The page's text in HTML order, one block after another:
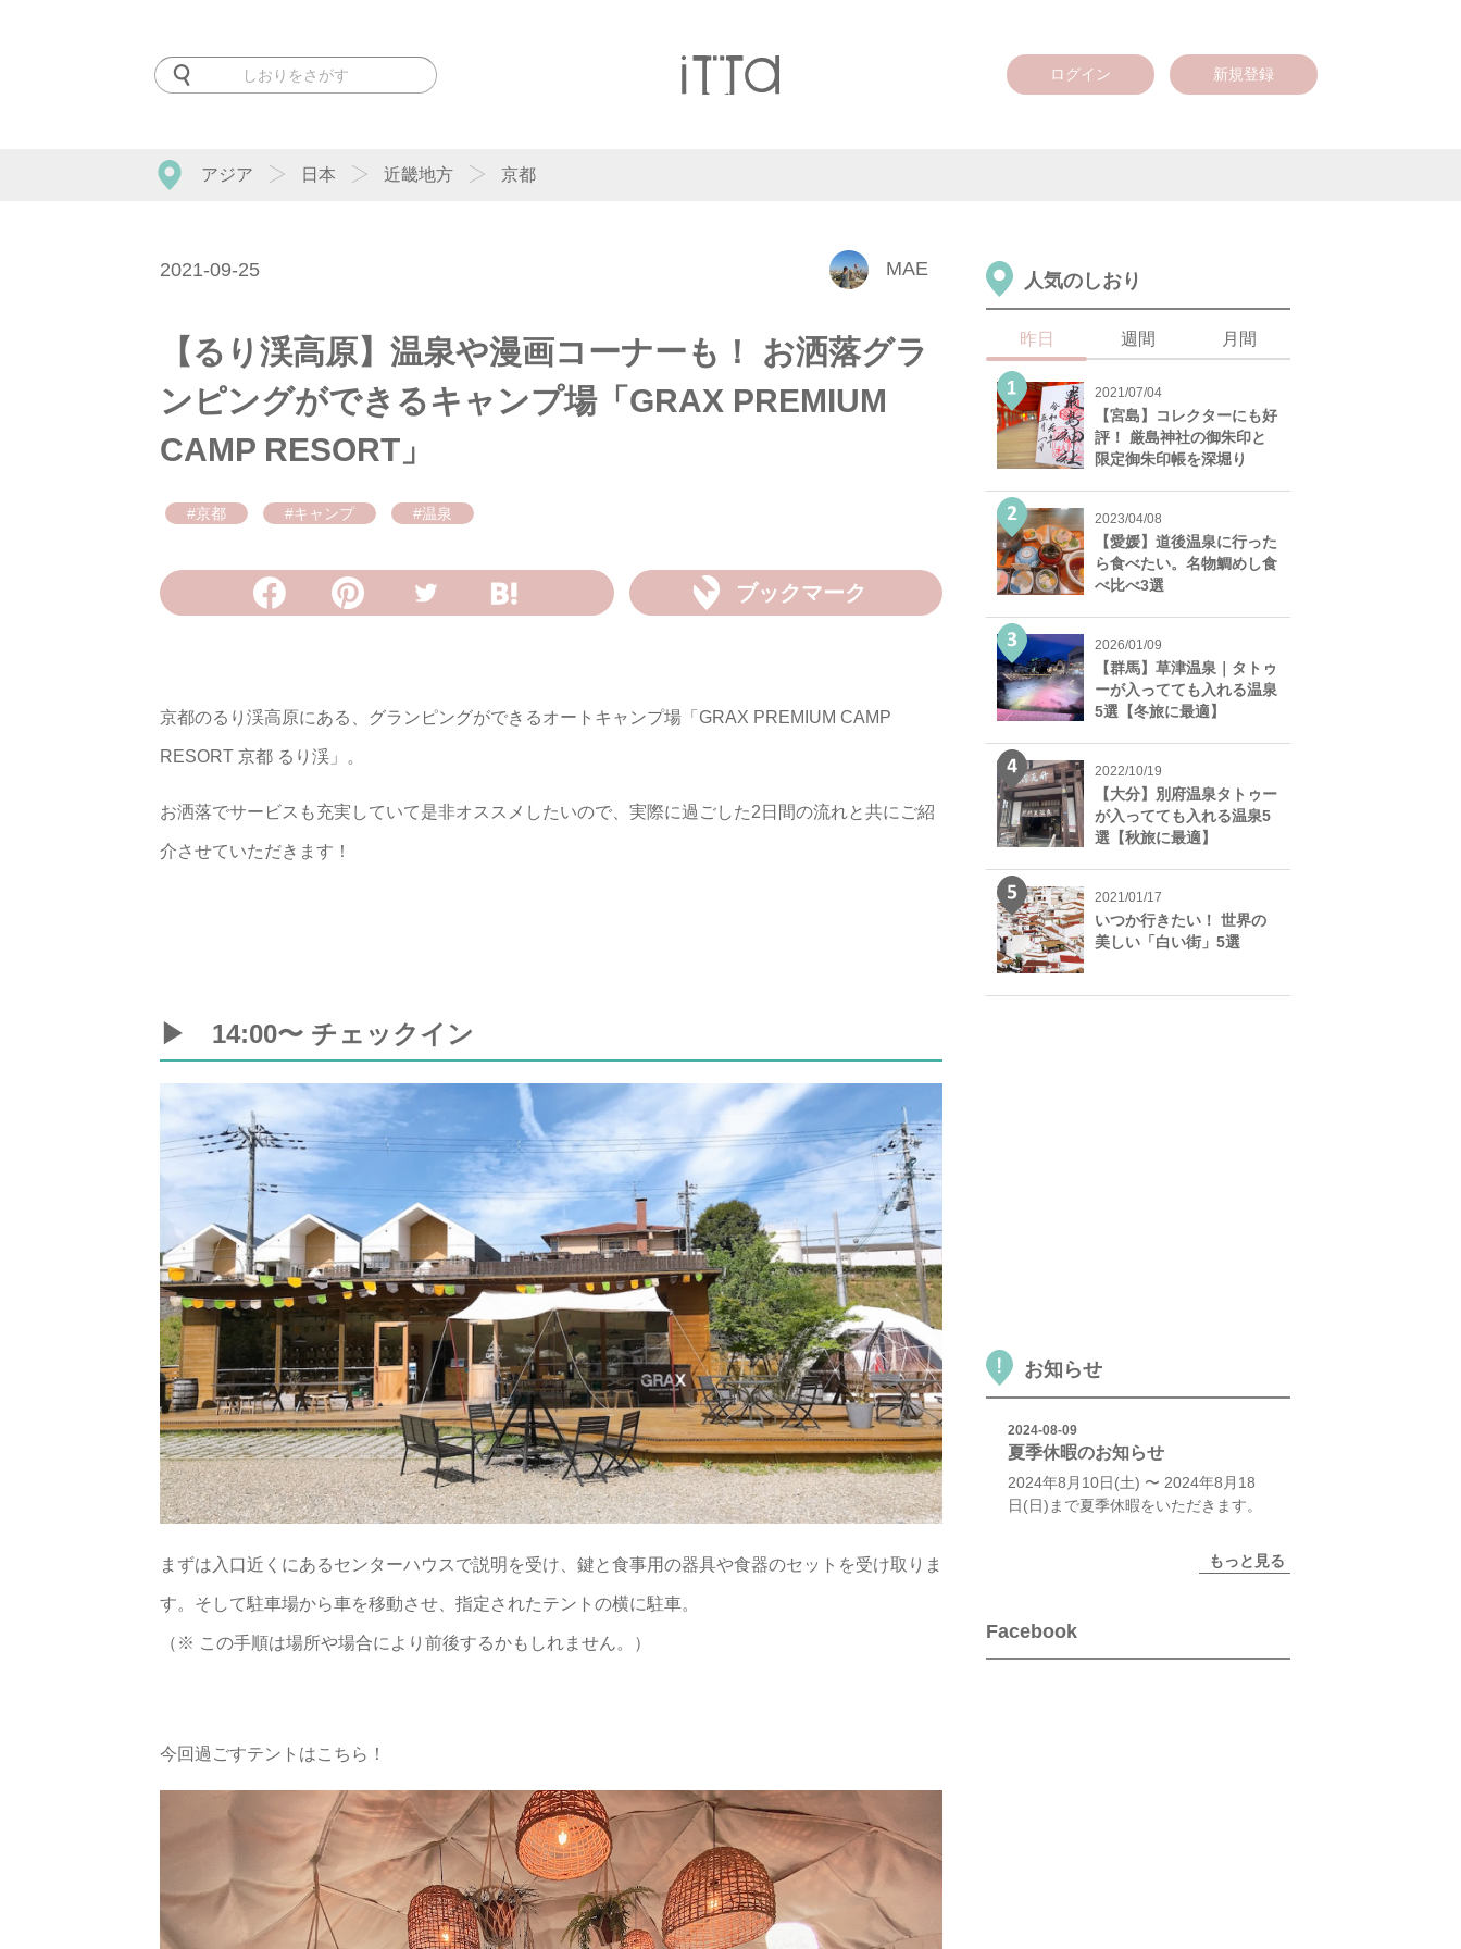
ログイン 新規登録
アジア 日本 近畿地方 京都
2021-09-25 MAE
【るり渓高原】温泉や漫画コーナーも！ お洒落グラ
ンピングができるキャンプ場「GRAX PREMIUM
CAMP RESORT」
#京都 #キャンプ #温泉
ブックマーク
京都のるり渓高原にある、グランピングができるオートキャンプ場「GRAX PREMIUM CAMP
RESORT 京都 るり渓」。
お洒落でサービスも充実していて是非オススメしたいので、実際に過ごした2日間の流れと共にご紹
介させていただきます！
▶ 14:00〜 チェックイン
まずは入口近くにあるセンターハウスで説明を受け、鍵と食事用の器具や食器のセットを受け取りま
す。そして駐車場から車を移動させ、指定されたテントの横に駐車。
（※ この手順は場所や場合により前後するかもしれません。）
今回過ごすテントはこちら！
人気のしおり
昨日 週間 月間
2021/07/04
【宮島】コレクターにも好
評！ 厳島神社の御朱印と
限定御朱印帳を深堀り
2023/04/08
【愛媛】道後温泉に行った
ら食べたい。名物鯛めし食
べ比べ3選
2026/01/09
【群馬】草津温泉｜タトゥ
ーが入ってても入れる温泉
5選【冬旅に最適】
2022/10/19
【大分】別府温泉タトゥー
が入ってても入れる温泉5
選【秋旅に最適】
2021/01/17
いつか行きたい！ 世界の
美しい「白い街」5選
お知らせ
2024-08-09
夏季休暇のお知らせ
2024年8月10日(土) 〜 2024年8月18
日(日)まで夏季休暇をいただきます。
もっと見る
Facebook